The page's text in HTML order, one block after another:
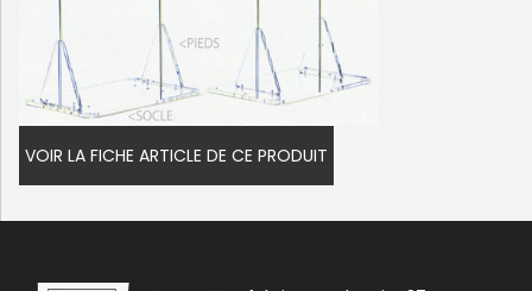
VOIR LA FICHE ARTICLE DE CE PRODUIT